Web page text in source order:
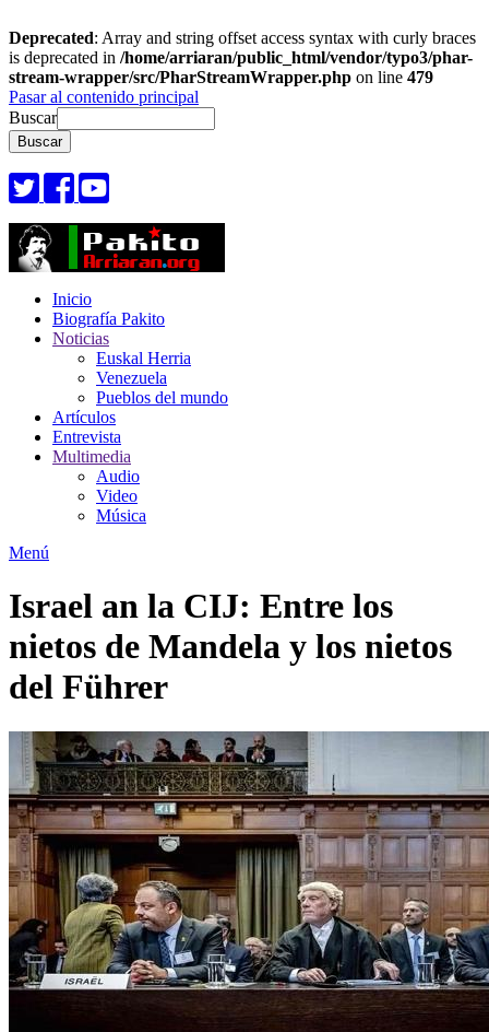
Deprecated: Array and string offset access syntax with curly braces
is deprecated in /home/arriaran/public_html/vendor/typo3/phar-
stream-wrapper/src/PharStreamWrapper.php on line 479
Pasar al contenido principal
Buscar
Inicio
Biografía Pakito
Noticias
Euskal Herria
Venezuela
Pueblos del mundo
Artículos
Entrevista
Multimedia
Audio
Video
Música
Menú
Israel an la CIJ: Entre los
nietos de Mandela y los nietos
del Führer